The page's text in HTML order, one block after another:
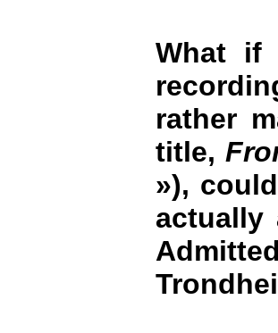
What if
rather
title,
»),
actually